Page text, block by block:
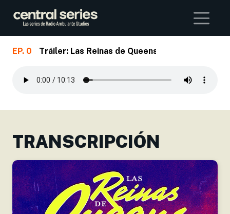
EP. 0 Tráiler: Las Reinas de Queens
TRANSCRIPCIÓN